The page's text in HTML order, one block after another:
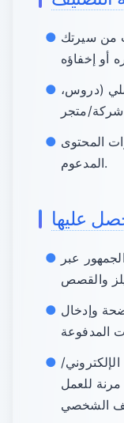
من سيرتك
(دروس،
المحتوى
المدعوم.
عليها
عبر
وإدخال
مرنة للعمل